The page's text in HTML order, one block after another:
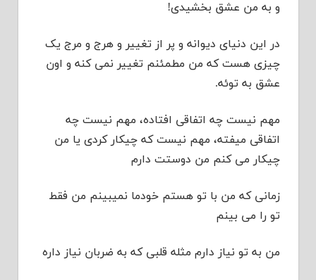
و به من عشق بخشیدی!
در این دنیای دیوانه و پر از تغییر و هرج و مرج یک
چیزی هست که من مطمئنم تغییر نمی کنه و اون
عشق به توئه.
مهم نیست چه اتفاقی افتاده، مهم نیست چه
اتفاقی میفته، مهم نیست که چیکار کردی یا من
چیکار می کنم من دوستت دارم
زمانی که من با تو هستم خودما نمیبینم من فقط
تو را می بینم
من به تو نیاز دارم مثله قلبی که به ضربان نیاز داره